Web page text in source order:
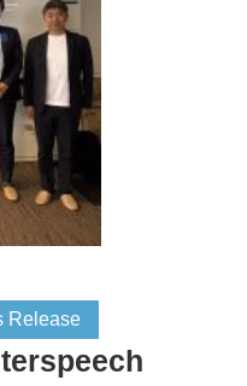
、鈴木 潤 (東北大
2026年6月11日(木)
ールAB-1)
スタリングによる
クスのボトムアッ
/NII LLMC)、磯沼 大
学)、小田 悠介 (NII
、児玉 貴志 (NII
Release